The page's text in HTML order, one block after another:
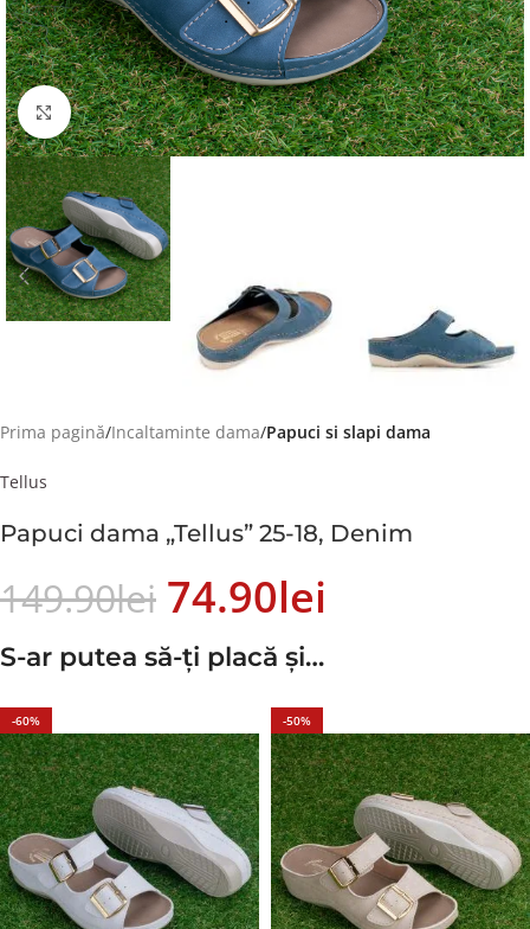
Faceți click pentru a mări
Prima pagină Incaltaminte dama Papuci si slapi dama
Tellus
Papuci dama „Tellus” 25-18, Denim
149.90Lei 74.90Lei
S-ar putea să-ți placă și…
-60% -50%